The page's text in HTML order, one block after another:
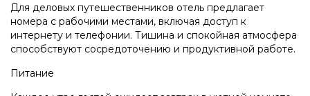
Для деловых путешественников отель предлагает
номера с рабочими местами, включая доступ к
интернету и телефонии. Тишина и спокойная атмосфера
способствуют сосредоточению и продуктивной работе.
Питание